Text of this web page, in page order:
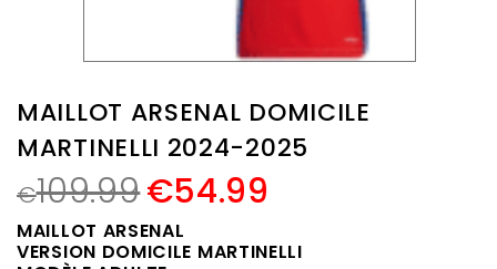
MAILLOT ARSENAL DOMICILE
MARTINELLI 2024-2025
€109.99€54.99
MAILLOT ARSENAL
VERSION DOMICILE MARTINELLI